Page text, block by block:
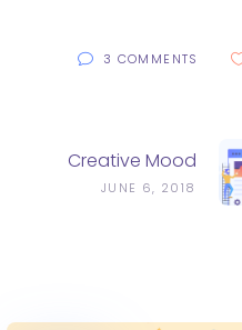
3 COMMENTS
Creative Mood
JUNE 6, 2018